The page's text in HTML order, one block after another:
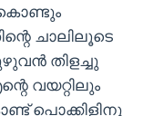
ചാലിലൂടെ
തിളച്ചു
വയറ്റിലും
പൊക്കിളിനു